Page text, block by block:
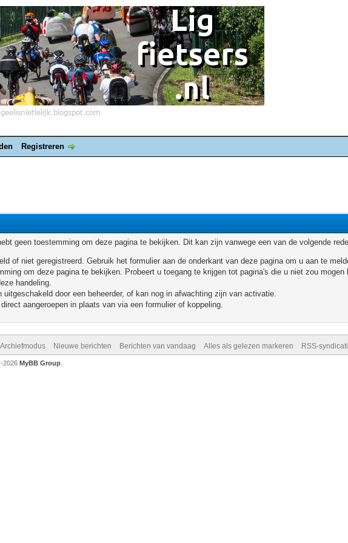
Registreren
geen toestemming om deze pagina te bekijken. Dit kan zijn vanwege een van de volgende
of niet geregistreerd. Gebruik het formulier aan de onderkant van deze pagina om u aan te
om deze pagina te bekijken. Probeert u toegang te krijgen tot pagina's die u niet zou
handeling.
uitgeschakeld door een beheerder, of kan nog in afwachting zijn van activatie.
aangeroepen in plaats van via een formulier of koppeling.
Archiefmodus Nieuwe berichten Berichten van vandaag Alles als gelezen markeren RSS-
2026 MyBB Group.